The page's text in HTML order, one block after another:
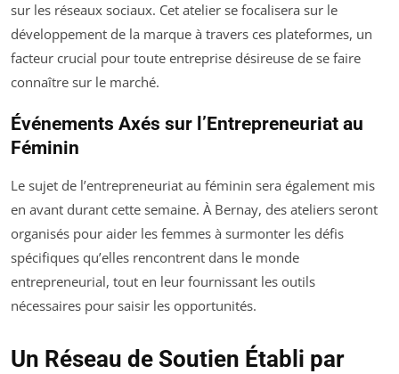
sur les réseaux sociaux. Cet atelier se focalisera sur le
développement de la marque à travers ces plateformes, un
facteur crucial pour toute entreprise désireuse de se faire
connaître sur le marché.
Événements Axés sur l’Entrepreneuriat au
Féminin
Le sujet de l’entrepreneuriat au féminin sera également mis
en avant durant cette semaine. À Bernay, des ateliers seront
organisés pour aider les femmes à surmonter les défis
spécifiques qu’elles rencontrent dans le monde
entrepreneurial, tout en leur fournissant les outils
nécessaires pour saisir les opportunités.
Un Réseau de Soutien Établi par